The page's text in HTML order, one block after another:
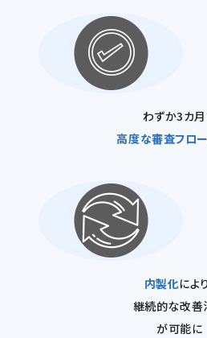
わずか3カ
高度な審査フロー
内製化によ
継続的な改善
が可能に